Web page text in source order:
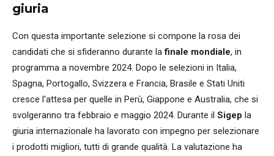
giuria
Con questa importante selezione si compone la rosa dei
candidati che si sfideranno durante lafinale mondiale, in
programma a novembre 2024. Dopo le selezioni in Italia,
Spagna, Portogallo, Svizzera e Francia, Brasile e Stati Uniti
cresce l'attesa per quelle in Perù, Giappone e Australia, che si
svolgeranno tra febbraio e maggio 2024. Durante il Sigep la
giuria internazionale ha lavorato con impegno per selezionare
i prodotti migliori, tutti di grande qualità. La valutazione ha